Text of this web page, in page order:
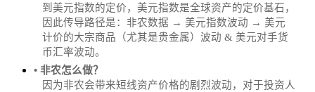
到美元指数的定价，美元指数是全球资产的定价基石，
因此传导路径是：非农数据 → 美元指数波动 → 美元
计价的大宗商品（尤其是贵金属）波动 & 美元对手货
币汇率波动。
• 非农怎么做？
因为非农会带来短线资产价格的剧烈波动，对于投资人